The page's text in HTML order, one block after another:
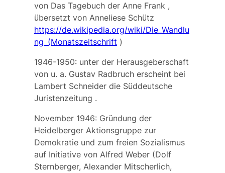
von Das Tagebuch der Anne Frank,
übersetzt von Anneliese Schütz
https://de.wikipedia.org/wiki/Die_Wandlu
ng_(Monatszeitschrift )
1946-1950: unter der Herausgeberschaft
von u. a. Gustav Radbruch erscheint bei
Lambert Schneider die Süddeutsche
Juristenzeitung .
November 1946: Gründung der
Heidelberger Aktionsgruppe zur
Demokratie und zum freien Sozialismus
auf Initiative von Alfred Weber (Dolf
Sternberger, Alexander Mitscherlich,